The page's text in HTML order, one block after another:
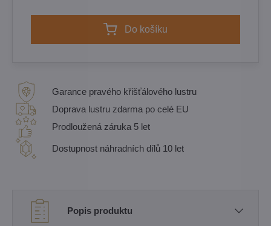
Do košíku
Garance pravého křišťálového lustru
Doprava lustru zdarma po celé EU
Prodloužená záruka 5 let
Dostupnost náhradních dílů 10 let
Popis produktu